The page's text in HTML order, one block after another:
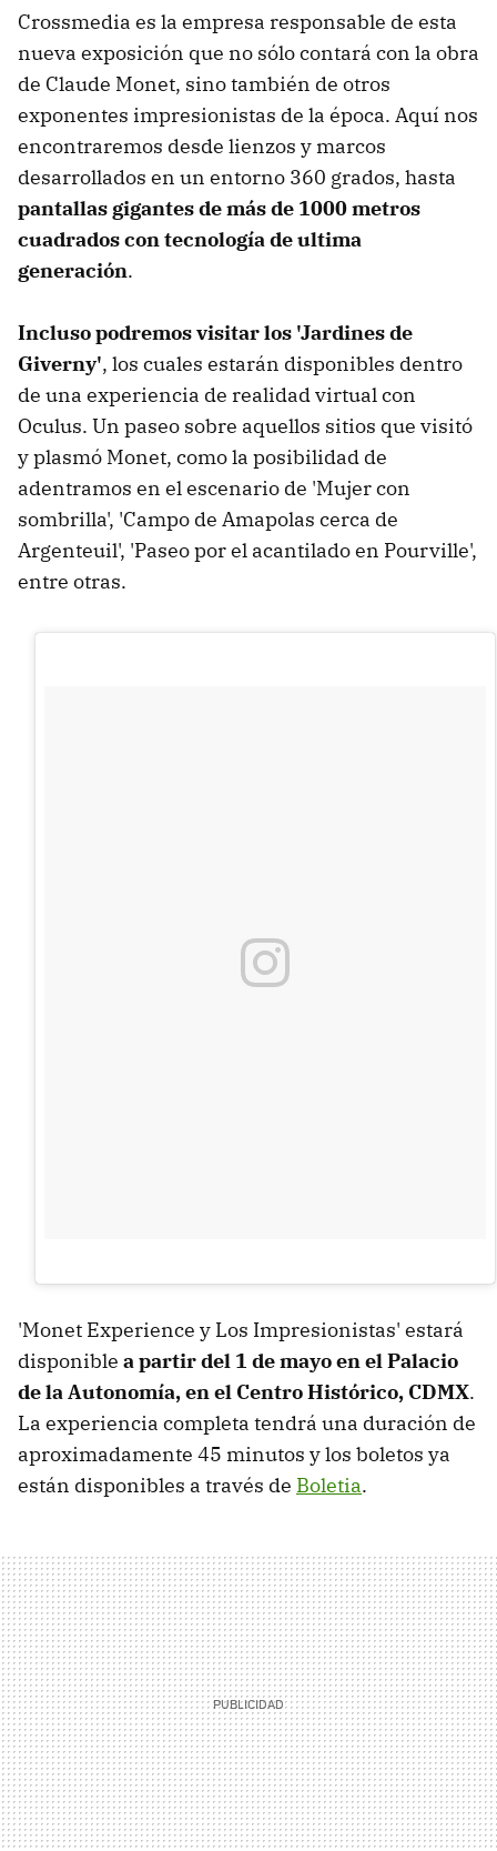
Crossmedia es la empresa responsable de esta
nueva exposición que no sólo contará con la obra
de Claude Monet, sino también de otros
exponentes impresionistas de la época. Aquí nos
encontraremos desde lienzos y marcos
desarrollados en un entorno 360 grados, hasta
pantallas gigantes de más de 1000 metros
cuadrados con tecnología de ultima
generación.
Incluso podremos visitar los 'Jardines de
Giverny', los cuales estarán disponibles dentro
de una experiencia de realidad virtual con
Oculus. Un paseo sobre aquellos sitios que visitó
y plasmó Monet, como la posibilidad de
adentramos en el escenario de 'Mujer con
sombrilla', 'Campo de Amapolas cerca de
Argenteuil', 'Paseo por el acantilado en Pourville',
entre otras.
'Monet Experience y Los Impresionistas' estará
disponible a partir del 1 de mayo en el Palacio
de la Autonomía, en el Centro Histórico, CDMX.
La experiencia completa tendrá una duración de
aproximadamente 45 minutos y los boletos ya
están disponibles a través de Boletia.